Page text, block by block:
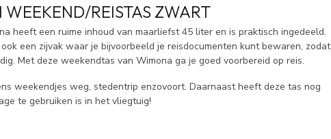
REISTAS ZWART
heeft een ruime inhoud van maarliefst 45 liter en is praktisch ingedeeld.
een zijvak waar je bijvoorbeeld je reisdocumenten kunt bewaren, zodat
Met deze weekendtas van Wimona ga je goed voorbereid op reis.
weekendjes weg, stedentrip enzovoort. Daarnaast heeft deze tas nog
te gebruiken is in het vliegtuig!